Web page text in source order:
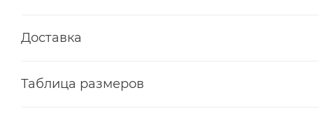
Доставка
Таблица размеров